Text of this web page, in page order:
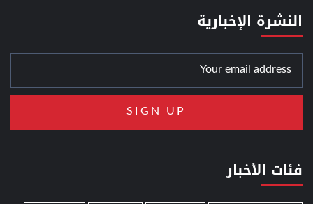
النشرة الإخبارية
فئات الأخبار